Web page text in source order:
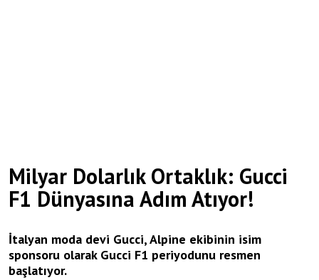
Milyar Dolarlık Ortaklık: Gucci
F1 Dünyasına Adım Atıyor!
İtalyan moda devi Gucci, Alpine ekibinin isim
sponsoru olarak Gucci F1 periyodunu resmen
başlatıyor.